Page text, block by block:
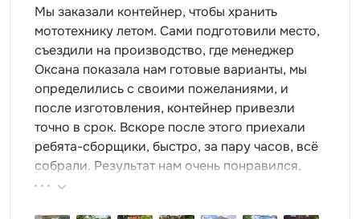
Вы можете адаптировать контейнер под свои нужды,
добавляя элементы, которые помогут вам
организовать хранение.
Важно отметить, что контейнер SKOGGY также может
быть использован для коммерческих целей.
Например, его можно использовать в качестве
временного офиса на строительной площадке или как
склад для инструментов и материалов. Благодаря
своей мобильности и простоте установки, он станет
отличным решением для бизнеса, который нуждается
Мы заказали контейнер, чтобы хранить
мототехнику летом. Сами подготовили место,
съездили на производство, где менеджер
Оксана показала нам готовые варианты, мы
определились с своими пожеланиями, и
после изготовления, контейнер привезли
точно в срок. Вскоре после этого приехали
ребята-сборщики, быстро, за пару часов, всё
собрали. Результат нам очень понравился,
поэтому всем советуем эту фирму.